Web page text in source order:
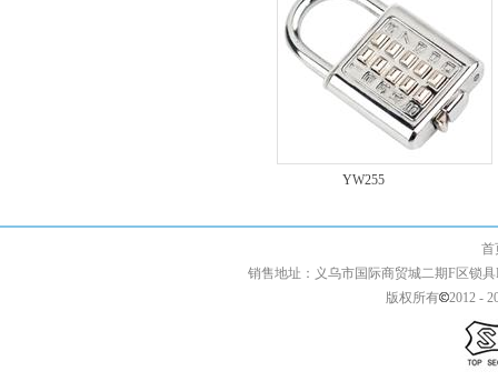
YW255
首页 | 关于我们
销售地址：义乌市国际商贸城二期F区锁具
版权所有
2012 -